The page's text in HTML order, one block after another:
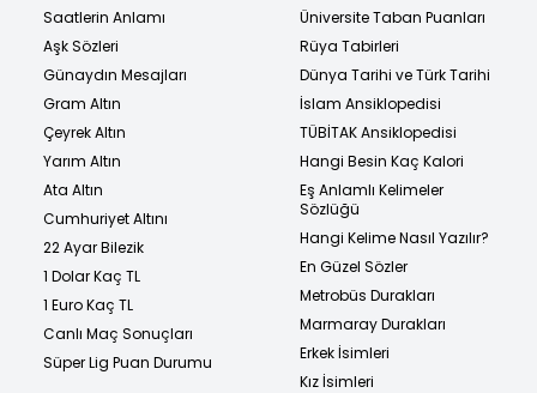
Saatlerin Anlamı
Aşk Sözleri
Günaydın Mesajları
Gram Altın
Çeyrek Altın
Yarım Altın
Ata Altın
Cumhuriyet Altını
22 Ayar Bilezik
1 Dolar Kaç TL
1 Euro Kaç TL
Canlı Maç Sonuçları
Süper Lig Puan Durumu
Üniversite Taban Puanları
Rüya Tabirleri
Dünya Tarihi ve Türk Tarihi
İslam Ansiklopedisi
TÜBİTAK Ansiklopedisi
Hangi Besin Kaç Kalori
Eş Anlamlı Kelimeler
Sözlüğü
Hangi Kelime Nasıl Yazılır?
En Güzel Sözler
Metrobüs Durakları
Marmaray Durakları
Erkek İsimleri
Kız İsimleri